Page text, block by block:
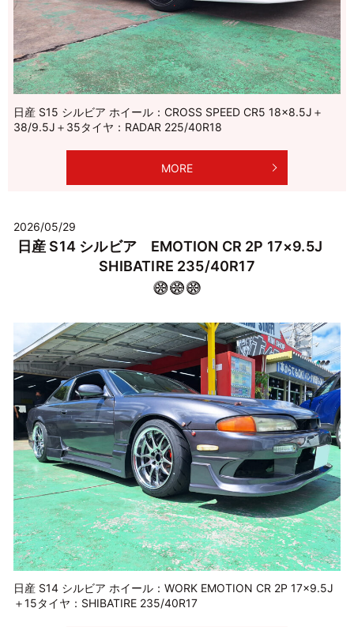
日産 S15 シルビア ホイール：CROSS SPEED CR5 18×8.5J＋
38/9.5J＋35タイヤ：RADAR 225/40R18
MORE
2026/05/29
日産 S14 シルビア EMOTION CR 2P 17×9.5J
SHIBATIRE 235/40R17
日産 S14 シルビア ホイール：WORK EMOTION CR 2P 17×9.5J
＋15タイヤ：SHIBATIRE 235/40R17